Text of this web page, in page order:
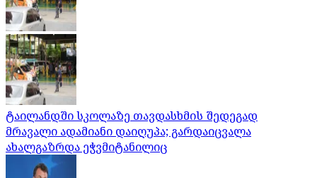
ტაილანდში სკოლაზე თავდასხმის შედეგად
მრავალი ადამიანი დაიღუპა; გარდაიცვალა
ახალგაზრდა ეჭვმიტანილიც